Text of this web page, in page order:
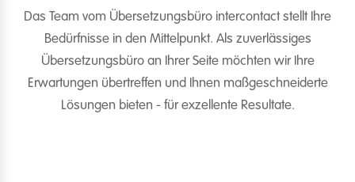
Das Team vom Übersetzungsbüro intercontact stellt Ihre
Bedürfnisse in den Mittelpunkt. Als zuverlässiges
Übersetzungsbüro an Ihrer Seite möchten wir Ihre
Erwartungen übertreffen und Ihnen maßgeschneiderte
Lösungen bieten - für exzellente Resultate.